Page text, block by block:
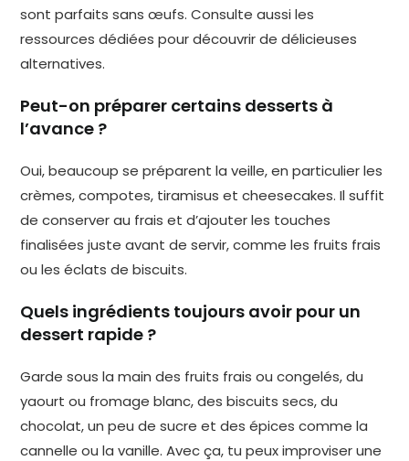
sont parfaits sans œufs. Consulte aussi les
ressources dédiées pour découvrir de délicieuses
alternatives.
Peut-on préparer certains desserts à
l’avance ?
Oui, beaucoup se préparent la veille, en particulier les
crèmes, compotes, tiramisus et cheesecakes. Il suffit
de conserver au frais et d’ajouter les touches
finalisées juste avant de servir, comme les fruits frais
ou les éclats de biscuits.
Quels ingrédients toujours avoir pour un
dessert rapide ?
Garde sous la main des fruits frais ou congelés, du
yaourt ou fromage blanc, des biscuits secs, du
chocolat, un peu de sucre et des épices comme la
cannelle ou la vanille. Avec ça, tu peux improviser une